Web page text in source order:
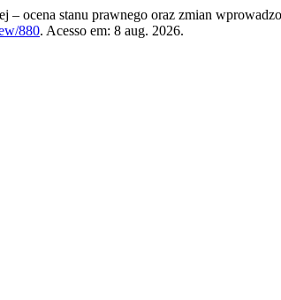
ocena stanu prawnego oraz zmian
880. Acesso em: 8 aug. 2026.